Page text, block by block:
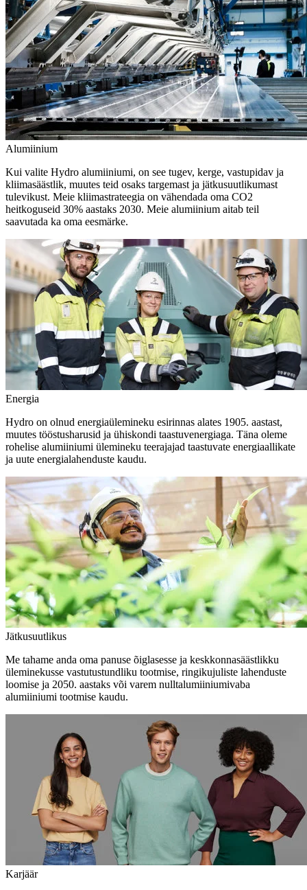
Alumiinium
Kui valite Hydro alumiiniumi, on see tugev, kerge, vastupidav ja
kliimasäästlik, muutes teid osaks targemast ja jätkusuutlikumast
tulevikust. Meie kliimastrateegia on vähendada oma CO2
heitkoguseid 30% aastaks 2030. Meie alumiinium aitab teil
saavutada ka oma eesmärke.
Energia
Hydro on olnud energiaülemineku esirinnas alates 1905. aastast,
muutes tööstusharusid ja ühiskondi taastuvenergiaga. Täna oleme
rohelise alumiiniumi ülemineku teerajajad taastuvate energiaallikate
ja uute energialahenduste kaudu.
Jätkusuutlikus
Me tahame anda oma panuse õiglasesse ja keskkonnasäästlikku
üleminekusse vastutustundliku tootmise, ringikujuliste lahenduste
loomise ja 2050. aastaks või varem nulltalumiiniumivaba
alumiiniumi tootmise kaudu.
Karjäär